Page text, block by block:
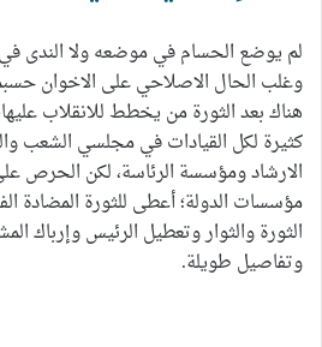
لم يوضع الحسام في موضعه ولا الندى
وغلب الحال الاصلاحي على الاخوان
هناك بعد الثورة من يخطط للانقلاب
كثيرة لكل القيادات في مجلسي الشعب
الارشاد ومؤسسة الرئاسة، لكن الحرص
مؤسسات الدولة؛ أعطى للثورة المضادة
الثورة والثوار وتعطيل الرئيس وإرباك
وتفاصيل طويلة.